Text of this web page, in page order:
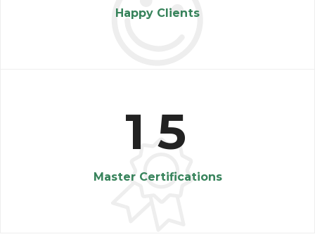
Happy Clients
1 5
Master Certifications